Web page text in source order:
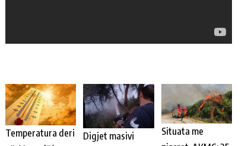
Temperatura deri
Digjet masivi
Situata me